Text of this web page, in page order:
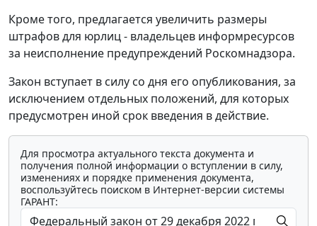
Кроме того, предлагается увеличить размеры
штрафов для юрлиц - владельцев информресурсов
за неисполнение предупреждений Роскомнадзора.
Закон вступает в силу со дня его опубликования, за
исключением отдельных положений, для которых
предусмотрен иной срок введения в действие.
Для просмотра актуального текста документа и
получения полной информации о вступлении в силу,
изменениях и порядке применения документа,
воспользуйтесь поиском в Интернет-версии системы
ГАРАНТ: